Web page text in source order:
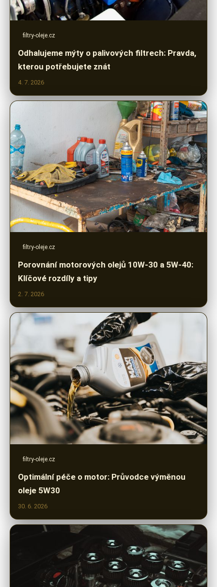
filtry-oleje.cz
Odhalujeme mýty o palivových filtrech: Pravda,
kterou potřebujete znát
4. 7. 2026
filtry-oleje.cz
Porovnání motorových olejů 10W-30 a 5W-40:
Klíčové rozdíly a tipy
2. 7. 2026
filtry-oleje.cz
Optimální péče o motor: Průvodce výměnou
oleje 5W30
30. 6. 2026